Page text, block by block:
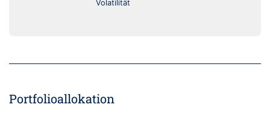
Portfolioallokation